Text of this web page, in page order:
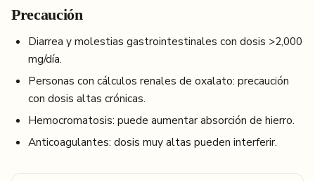
Precaución
Diarrea y molestias gastrointestinales con dosis >2,000
mg/día.
Personas con cálculos renales de oxalato: precaución
con dosis altas crónicas.
Hemocromatosis: puede aumentar absorción de hierro.
Anticoagulantes: dosis muy altas pueden interferir.